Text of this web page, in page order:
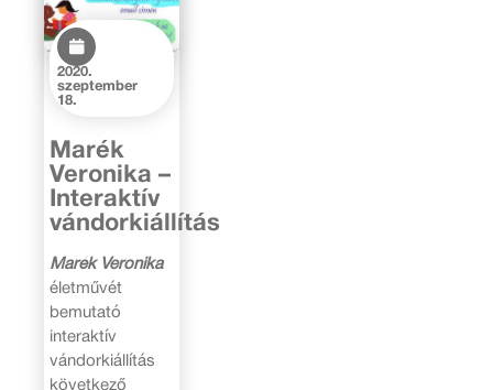
2020.
szeptember
18.
Marék
Veronika –
Interaktív
vándorkiállítás
Marék Veronika
életművét
bemutató
interaktív
vándorkiállítás
következő